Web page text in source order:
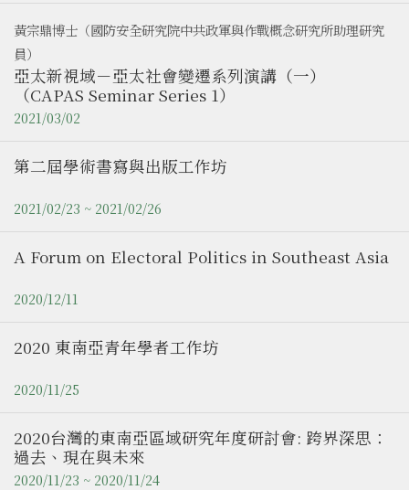
黃宗鼎博士（國防安全研究院中共政軍與作戰概念研究所助理研究
員）
亞太新視域－亞太社會變遷系列演講（一）
（CAPAS Seminar Series 1）
2021/03/02
第二屆學術書寫與出版工作坊
2021/02/23 ~ 2021/02/26
A Forum on Electoral Politics in Southeast Asia
2020/12/11
2020 東南亞青年學者工作坊
2020/11/25
2020台灣的東南亞區域研究年度研討會: 跨界深思：
過去、現在與未來
2020/11/23 ~ 2020/11/24